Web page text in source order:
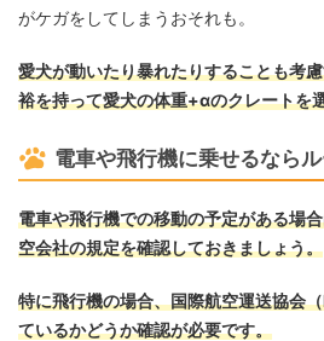
がケガをしてしまうおそれも。
愛犬が動いたり暴れたりすることも考
裕を持って愛犬の体重+αのクレートを
電車や飛行機に乗せるなら
電車や飛行機での移動の予定がある場
空会社の規定を確認しておきましょう。
特に飛行機の場合、国際航空運送協会
ているかどうか確認が必要です。